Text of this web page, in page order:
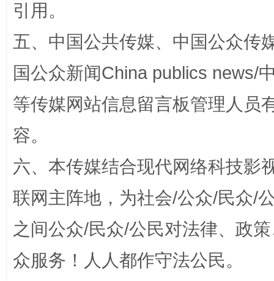
扯下公款旅游的“隐身衣” 如何以
“蜀中异人”王建安的艺术幻境
引用。
五、中国公共传媒、中国公众传
国公众新闻China publics news/
等传媒网站信息留言板管理人员
容。
六、本传媒结合现代网络科技影
联网主阵地，为社会/公众/民众/
之间公众/民众/公民对法律、政
众服务！人人都作守法公民。